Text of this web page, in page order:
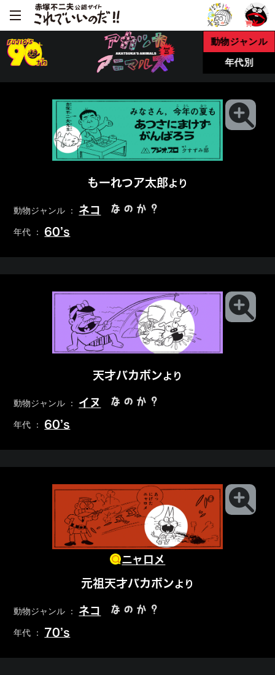
動物ジャンル
年代別
もーれつア太郎より
動物ジャンル ： ネコ なのか？
年代 ： 60’s
天才バカボンより
動物ジャンル ： イヌ なのか？
年代 ： 60’s
ニャロメ
元祖天才バカボンより
動物ジャンル ： ネコ なのか？
年代 ： 70’s